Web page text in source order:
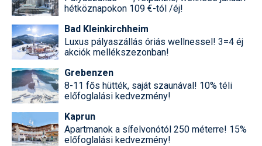
hétköznapokon 109 €-tól /éj!
Bad Kleinkirchheim
Luxus pályaszállás óriás wellnessel! 3=4 éj
akciók mellékszezonban!
Grebenzen
8-11 fős hütték, saját szaunával! 10% téli
előfoglalási kedvezmény!
Kaprun
Apartmanok a sífelvonótól 250 méterre! 15%
előfoglalási kedvezmény!